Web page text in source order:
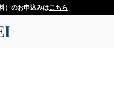
）のお申込みはこちら